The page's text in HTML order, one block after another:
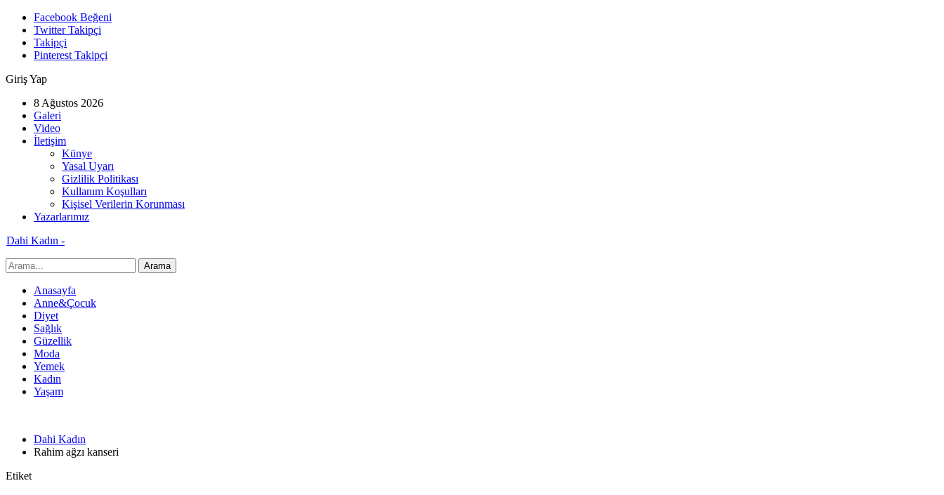
Facebook Beğeni
Twitter Takipçi
Takipçi
Pinterest Takipçi
Giriş Yap
8 Ağustos 2026
Galeri
Video
İletişim
Künye
Yasal Uyarı
Gizlilik Politikası
Kullanım Koşulları
Kişisel Verilerin Korunması
Yazarlarımız
Dahi Kadın -
Anasayfa
Anne&Çocuk
Diyet
Sağlık
Güzellik
Moda
Yemek
Kadın
Yaşam
Dahi Kadın
Rahim ağzı kanseri
Etiket